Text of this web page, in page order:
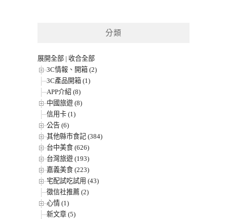
分類
展開全部 | 收合全部
3C情報、開箱 (2)
3C產品開箱 (1)
APP介紹 (8)
中國旅遊 (8)
信用卡 (1)
公告 (6)
其他縣市食記 (384)
台中美食 (626)
台灣旅遊 (193)
嘉義美食 (223)
宅配試吃試用 (43)
徵信社推薦 (2)
心情 (1)
新文章 (5)